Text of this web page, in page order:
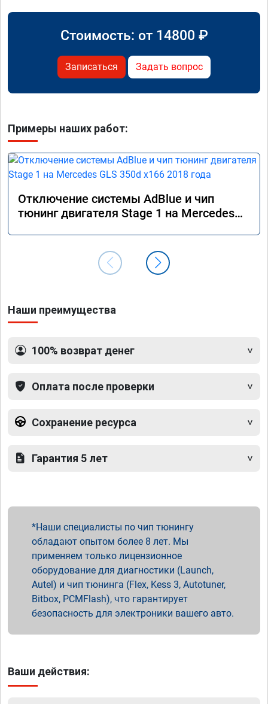
Стоимость: от 14800 ₽
Записаться Задать вопрос
Примеры наших работ:
Отключение системы AdBlue и чип
тюнинг двигателя Stage 1 на Mercedes
Наши преимущества
100% возврат денег
Оплата после проверки
Сохранение ресурса
Гарантия 5 лет
Наши специалисты по чип тюнингу
обладают опытом более 8 лет. Мы
применяем только лицензионное
оборудование для диагностики (Launch,
Autel) и чип тюнинга (Flex, Kess 3, Autotuner,
Bitbox, PCMFlash), что гарантирует
безопасность для электроники вашего авто.
Ваши действия: